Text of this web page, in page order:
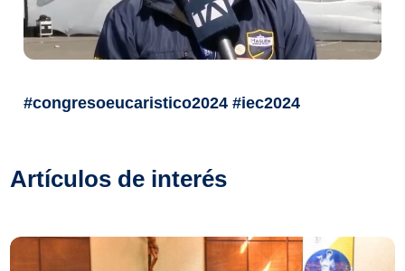
#congresoeucaristico2024 #iec2024
Artículos de interés